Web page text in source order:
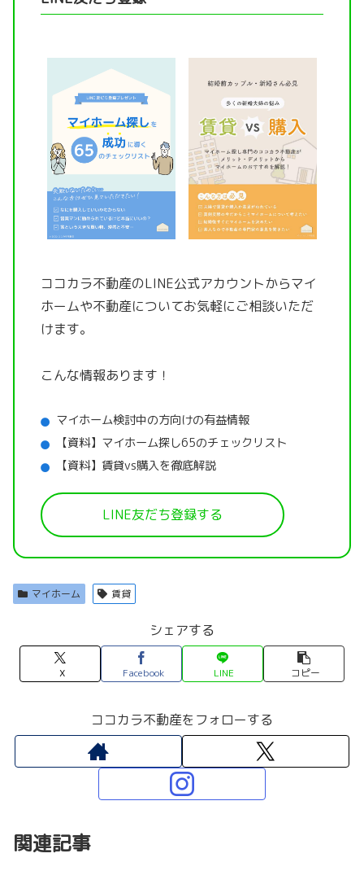
ココカラ不動産のLINE公式アカウントからマイ
ホームや不動産についてお気軽にご相談いただ
けます。
こんな情報あります！
マイホーム検討中の方向けの有益情報
【資料】マイホーム探し65のチェックリスト
【資料】賃貸vs購入を徹底解説
LINE友だち登録する
マイホーム 賃貸
シェアする
X Facebook LINE コピー
ココカラ不動産をフォローする
関連記事